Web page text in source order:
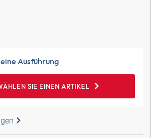
Ausführung
SIE EINEN ARTIKEL